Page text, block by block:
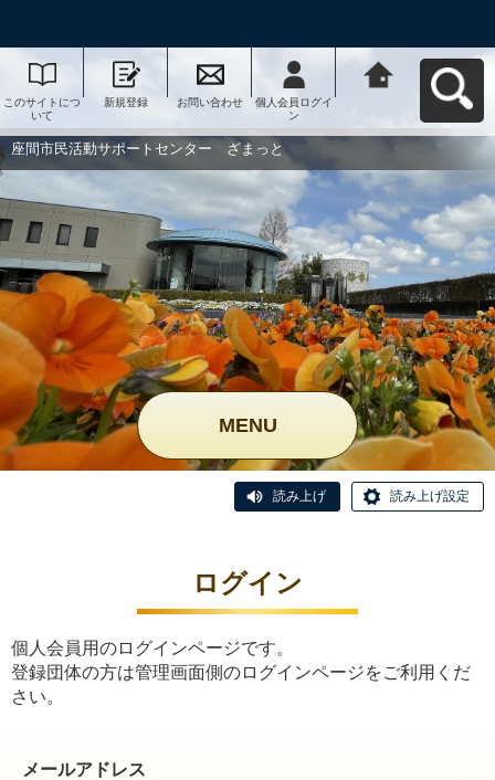
このサイトにつ
いて
新規登録 お問い合わせ
個人会員ログイ
ン
ー ざまっとへ
座間市民活動サポートセンター ざまっと
MENU
読み上げ 読み上げ設定
ログイン
個人会員用のログインページです。
登録団体の方は管理画面側のログインページをご利用くだ
さい。
メールアドレス